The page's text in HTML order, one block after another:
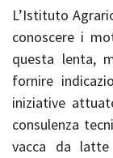
L’Istituto
conoscere i
questa lenta,
fornire
iniziative
consulenza
vacca da